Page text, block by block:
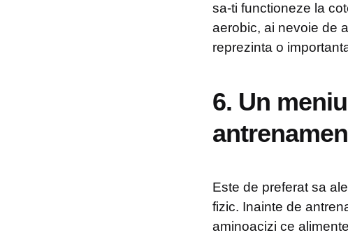
sa-ti functioneze la
aerobic, ai nevoie de
reprezinta o
6. Un
Este de preferat sa
fizic. Inainte de
aminoacizi ce